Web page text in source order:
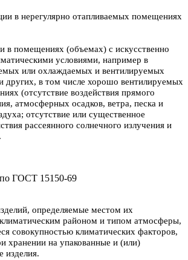
в нерегулярно отапливаемых помещениях
в помещениях (объемах) с искусственно
условиями, например в
или охлаждаемых и вентилируемых
других, в том числе хорошо вентилируемых
(отсутствие воздействия прямого
атмосферных осадков, ветра, песка и
отсутствие или существенное
рассеянного солнечного излучения и
ГОСТ 15150-69
определяемые местом их
районом и типом атмосферы,
совокупностью климатических факторов,
хранении на упакованные и (или)
изделия.